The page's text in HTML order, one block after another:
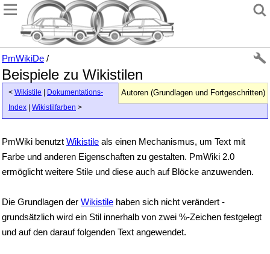
PmWikiDe /
Beispiele zu Wikistilen
Autoren (Grundlagen und Fortgeschritten)
< Wikistile
Dokumentations-
Index
Wikistilfarben >
PmWiki benutzt Wikistile als einen Mechanismus, um Text mit
Farbe und anderen Eigenschaften zu gestalten. PmWiki 2.0
ermöglicht weitere Stile und diese auch auf Blöcke anzuwenden.
Die Grundlagen der Wikistile haben sich nicht verändert -
grundsätzlich wird ein Stil innerhalb von zwei %-Zeichen festgelegt
und auf den darauf folgenden Text angewendet.